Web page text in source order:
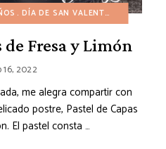
DÍA DE SAN VALENTÍN NAVIDAD
de Fresa y Limón
16, 2022
me alegra compartir con
postre, Pastel de Capas
El pastel consta …